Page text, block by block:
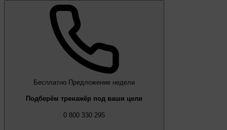
Бесплатно Предложение недели
Подберём тренажёр под ваши цели
0 800 330 295